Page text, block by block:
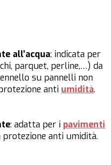
all’acqua: indicata per
parquet, perline,…) da
su pannelli non
anti umidità.
: adatta per i pavimenti
protezione anti umidità.